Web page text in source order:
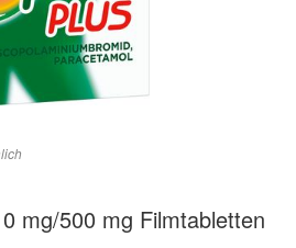
mg/500 mg Filmtabletten